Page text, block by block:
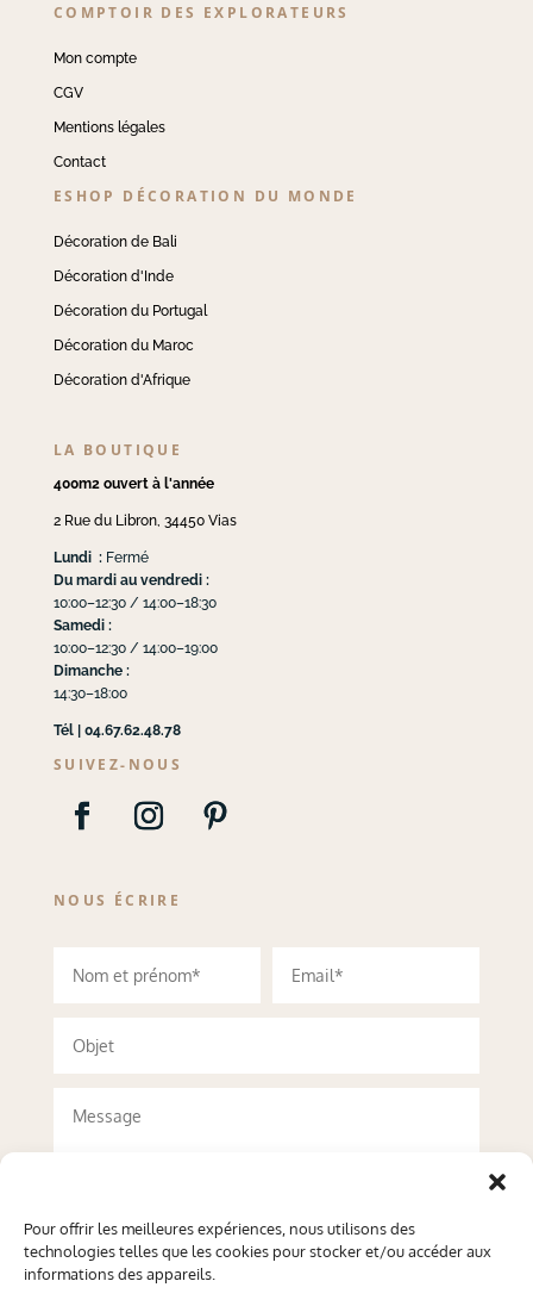
Pour offrir les meilleures expériences, nous utilisons des
technologies telles que les cookies pour stocker et/ou accéder aux
informations des appareils.
COMPTOIR DES EXPLORATEURS
Mon compte
CGV
Mentions légales
Contact
ESHOP DÉCORATION DU MONDE
Décoration de Bali
Décoration d'Inde
Décoration du Portugal
Décoration du Maroc
Décoration d'Afrique
LA BOUTIQUE
400m2 ouvert à l'année
2 Rue du Libron, 34450 Vias
Lundi :Fermé
Du mardi au vendredi :
10:00–12:30 / 14:00–18:30
Samedi :
10:00–12:30 / 14:00–19:00
Dimanche :
14:30–18:00
Tél | 04.67.62.48.78
SUIVEZ-NOUS
NOUS ÉCRIRE